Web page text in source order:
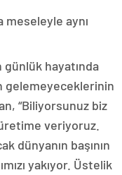
meseleyle aynı
günlük hayatında
gelemeyeceklerinin
“Biliyorsunuz biz
veriyoruz.
dünyanın başının
yakıyor. Üstelik